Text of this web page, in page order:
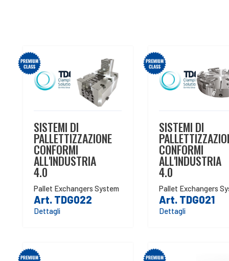
SISTEMI DI
PALLETTIZZAZIONE
CONFORMI
ALL'INDUSTRIA
4.0
Pallet Exchangers System
Art. TDG022
Dettagli
SISTEMI DI
CONFORMI
ALL'INDUSTRIA
4.0
Pallet Exchangers
Art. TDG021
Dettagli